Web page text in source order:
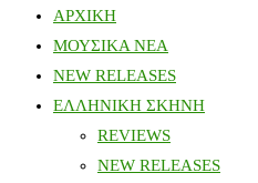
ΑΡΧΙΚΗ
ΜΟΥΣΙΚΑ ΝΕΑ
NEW RELEASES
ΕΛΛΗΝΙΚΗ ΣΚΗΝΗ
REVIEWS
NEW RELEASES